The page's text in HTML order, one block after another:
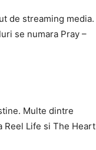
de streaming media.
se numara Pray –
Multe dintre
Reel Life si The Heart